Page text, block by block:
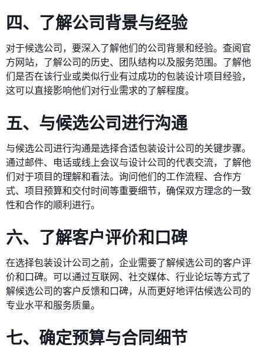
四、了解公司背景与经验
对于候选公司，要深入了解他们的公司背景和经验。查阅官
方网站，了解公司的历史、团队结构以及服务范围。了解他
们是否在该行业或类似行业有过成功的包装设计项目经验，
这可以直接影响他们对行业需求的了解程度。
五、与候选公司进行沟通
与候选公司进行沟通是选择合适包装设计公司的关键步骤。
通过邮件、电话或线上会议与设计公司的代表交流，了解他
们对于项目的理解和看法。询问他们的工作流程、合作方
式、项目预算和交付时间等重要细节，确保双方理念的一致
性和合作的顺利进行。
六、了解客户评价和口碑
在选择包装设计公司之前，企业需要了解候选公司的客户评
价和口碑。可以通过互联网、社交媒体、行业论坛等方式了
解候选公司的客户反馈和口碑，从而更好地评估候选公司的
专业水平和服务质量。
七、确定预算与合同细节